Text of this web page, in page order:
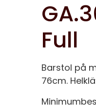
Full
Barstol på
76cm.